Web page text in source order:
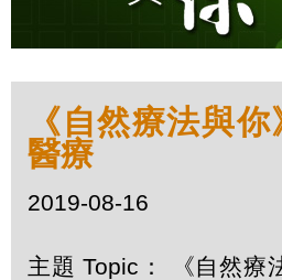
《自然療法與
醫療
2019-08-16
主題 Topic： 《自然療